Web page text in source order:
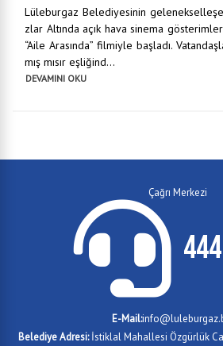
Lüleburgaz Belediyesinin
zlar Altında açık hava sinema
“Aile Arasında” filmiyle başladı.
mış mısır eşliğind...
DEVAMINI OKU
Çağrı Merkezi
E-Mail:
Belediye Adresi:İstiklal Mahallesi Özgürlük